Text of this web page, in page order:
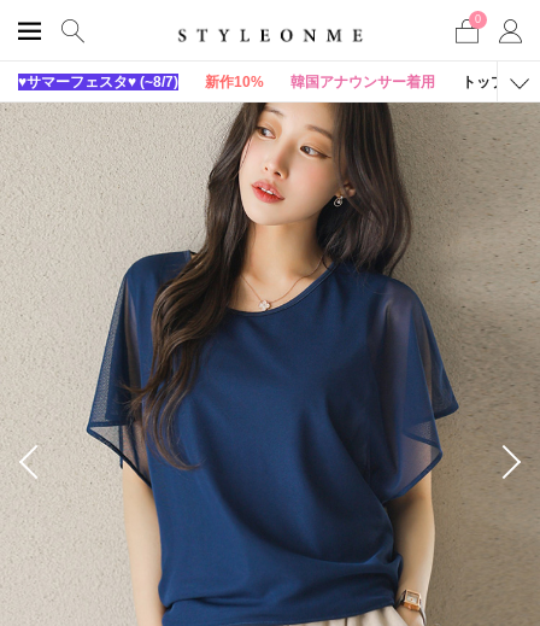
0
♥サマーフェスタ♥ (~8/7) 新作10% 韓国アナウンサー着用 トップス